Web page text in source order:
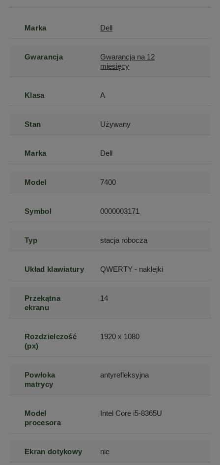
Marka Dell
Gwarancja
Gwarancja na 12
miesięcy
Klasa A
Stan Używany
Marka Dell
Model 7400
Symbol 0000003171
Typ stacja robocza
Układ klawiatury QWERTY - naklejki
Przekątna
ekranu
14
Rozdzielczość
(px)
1920 x 1080
Powłoka
matrycy
antyrefleksyjna
Model
procesora
Intel Core i5-8365U
Ekran dotykowy nie